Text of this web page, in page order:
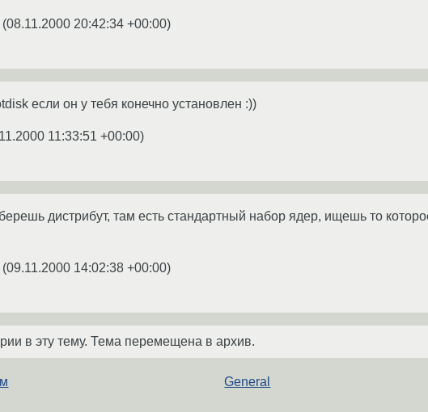
(08.11.2000 20:42:34 +00:00)
если он у тебя конечно установлен :))
11:33:51 +00:00)
дистрибут, там есть стандартный набор ядер, ищешь то
(09.11.2000 14:02:38 +00:00)
в эту тему. Тема перемещена в архив.
General